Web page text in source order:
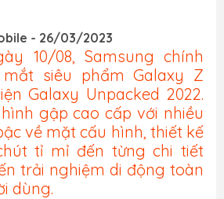
- 26/03/2023
10/08, Samsung chính
siêu phẩm Galaxy Z
Galaxy Unpacked 2022.
gập cao cấp với nhiều
về mặt cấu hình, thiết kế
tỉ mỉ đến từng chi tiết
trải nghiệm di động toàn
dùng.